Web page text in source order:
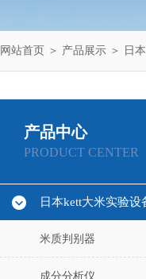
网站首页 ＞ 产品展示 ＞ 日
产品中心
PRODUCT CENTER
日本kett大米实验设
米质判别器
成分分析仪